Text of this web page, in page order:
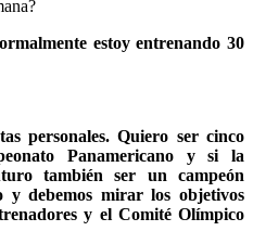
estoy entrenando 30
personales. Quiero ser cinco
Panamericano y si la
también ser un campeón
debemos mirar los objetivos
y el Comité Olímpico